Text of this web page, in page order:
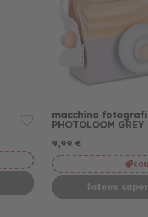
macchina
PHOTOLOOM GREY
9,99 €
fatemi